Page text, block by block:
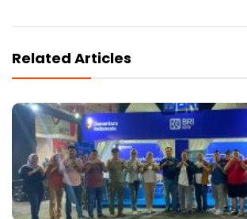
Related Articles